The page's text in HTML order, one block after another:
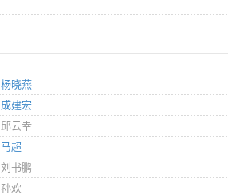
杨晓燕
成建宏
邱云幸
马超
刘书鹏
孙欢